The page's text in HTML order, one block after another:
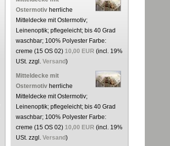
Ostermotiv herrliche
Mitteldecke mit Ostermotiv;
Leinenoptik; pflegeleicht; bis 40 Grad
waschbar; 100% Polyester Farbe:
creme (15 OS 02) 10,00 EUR (incl. 19%
USt. zzgl. Versand)
Mitteldecke mit
Ostermotiv herrliche
Mitteldecke mit Ostermotiv;
Leinenoptik; pflegeleicht; bis 40 Grad
waschbar; 100% Polyester Farbe:
creme (15 OS 02) 10,00 EUR (incl. 19%
USt. zzgl. Versand)